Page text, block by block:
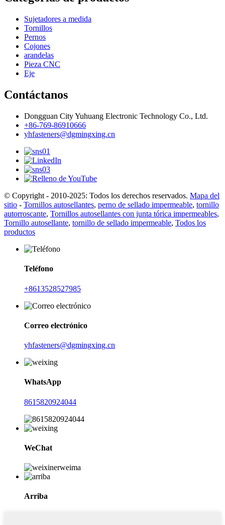
Sujetadores a medida
Tornillos
Pernos
Cojones
arandelas
Pieza CNC
Eje
Contáctanos
Dongguan City Yuhuang Electronic Technology Co., Ltd.
+86-769-86910666
yhfasteners@dgmingxing.cn
© Copyright - 2010-2025: Todos los derechos reservados. Mapa del
sitio - Tornillos autosellantes, perno de sellado impermeable, tornillo
autorroscante, Tornillos autosellantes con junta tórica impermeables,
Tornillo autosellante, tornillo de sellado impermeable, Todos los
productos
Teléfono
+8613528527985
Correo electrónico
yhfasteners@dgmingxing.cn
WhatsApp
8615820924044
WeChat
Arriba